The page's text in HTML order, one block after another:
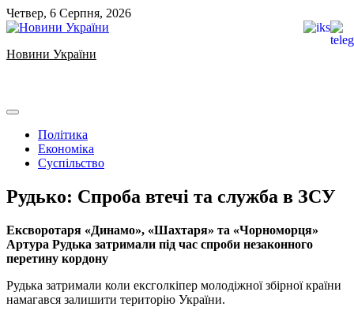
Skip
to
Четвер, 6 Серпня, 2026
Новини України
Політика
Економіка
Суспільство
Рудько: Спроба втечі та служба в ЗСУ
Ексворотаря «Динамо», «Шахтаря» та «Чорноморця»
Артура Рудька затримали під час спроби незаконного
перетину кордону
Рудька затримали коли ексголкіпер молодіжної збірної країни
намагався залишити територію України.